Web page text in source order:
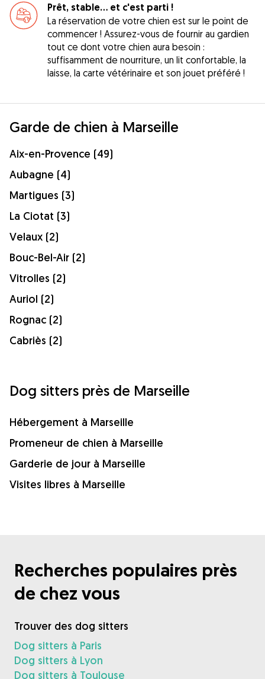
Prêt, stable... et c'est parti !
La réservation de votre chien est sur le point de
commencer ! Assurez-vous de fournir au gardien
tout ce dont votre chien aura besoin :
suffisamment de nourriture, un lit confortable, la
laisse, la carte vétérinaire et son jouet préféré !
Garde de chien à Marseille
Aix-en-Provence (49)
Aubagne (4)
Martigues (3)
La Ciotat (3)
Velaux (2)
Bouc-Bel-Air (2)
Vitrolles (2)
Auriol (2)
Rognac (2)
Cabriès (2)
Dog sitters près de Marseille
Hébergement à Marseille
Promeneur de chien à Marseille
Garderie de jour à Marseille
Visites libres à Marseille
Recherches populaires près
de chez vous
Trouver des dog sitters
Dog sitters à Paris
Dog sitters à Lyon
Dog sitters à Toulouse